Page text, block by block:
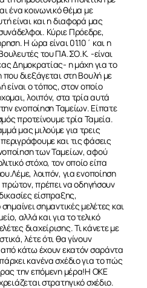
ένα κοινωνικό θέμα με
είναι και η διαφορά μας
Κύριε Πρόεδρε,
Η ώρα είναι 01.10΄ και η
του ΠΑ.ΣΟ.Κ. -είναι
Δημοκρατίας- η μάχη για το
που διεξάγεται στη Βουλή με
είναι ο τόπος, στον οποίο
λοιπόν, στα τρία αυτά
ενοποίηση Ταμείων. Είπατε
προτείνουμε τρία Ταμεία.
μας μιλούμε για τρεις
και τις φάσεις
των Ταμείων, αφού
στόχο, τον οποίο είπα
λοιπόν, για ενοποίηση
πρώτον, πρέπει να οδηγήσουν
είσπραξης,
σημαντικές μελέτες και
αλλά και για το τελικό
διαχείρισης. Τι κάνετε με
λέτε ότι θα γίνουν
κάτω έχουν εκατόν σαράντα
κανένα σχέδιο για το πώς
την επόμενη μέρα!Η ΟΚΕ
στρατηγικό σχέδιο.